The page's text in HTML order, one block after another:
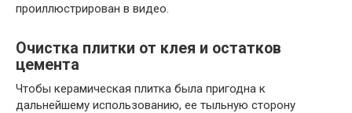
проиллюстрирован в видео.
Очистка плитки от клея и остатков
цемента
Чтобы керамическая плитка была пригодна к
дальнейшему использованию, ее тыльную сторону